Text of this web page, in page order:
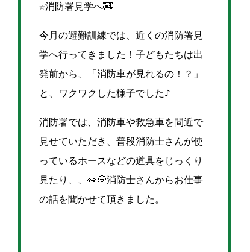
☆消防署見学へ🚒
今月の避難訓練では、近くの消防署見
学へ行ってきました！子どもたちは出
発前から、「消防車が見れるの！？」
と、ワクワクした様子でした♪
消防署では、消防車や救急車を間近で
見せていただき、普段消防士さんが使
っているホースなどの道具をじっくり
見たり 、、👀💭消防士さんからお仕事
の話を聞かせて頂きました。